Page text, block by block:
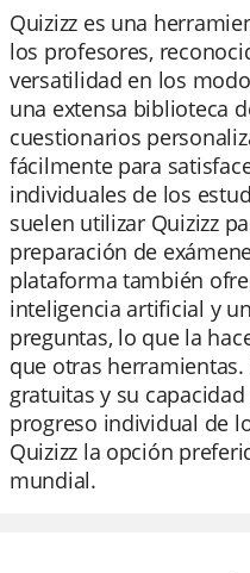
Quizizz es una
los profesores,
versatilidad en los
una extensa biblioteca
cuestionarios
fácilmente para
individuales de los
suelen utilizar Quizizz
preparación de
plataforma también
inteligencia artificial y
preguntas, lo que la
que otras
gratuitas y su
progreso individual de
Quizizz la opción
mundial.